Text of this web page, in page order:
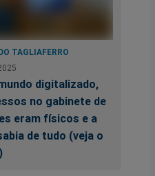
TAGLIAFERRO
digitalizado,
no gabinete de
eram físicos e a
de tudo (veja o